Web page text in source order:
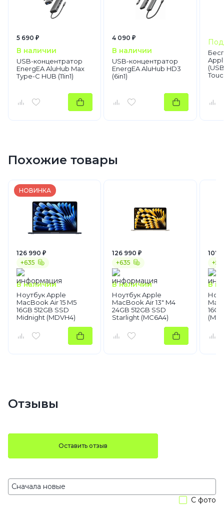
5 690 ₽
В наличии
USB-концентратор
EnergEA AluHub Max
Type-C HUB (11in1)
4 090 ₽
В наличии
USB-концентратор
EnergEA AluHub HD3
(6in1)
Под
Похожие товары
НОВИНКА
+635
126 990 ₽
В наличии
Ноутбук Apple
MacBook Air 15 M5
16GB 512GB SSD
Midnight (MDVH4)
+635
126 990 ₽
В наличии
Ноутбук Apple
MacBook Air 13" M4
24GB 512GB SSD
Starlight (MC6A4)
107
В
Отзывы
Оставить отзыв
С фото